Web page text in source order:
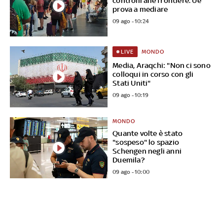
prova a mediare
09 ago - 10:24
Media, Araqchi: "Non ci sono
colloqui in corso con gli
Stati Uniti"
LIVE MONDO
09 ago - 10:19
Quante volte è stato
"sospeso" lo spazio
Schengen negli anni
Duemila?
MONDO
09 ago - 10:00